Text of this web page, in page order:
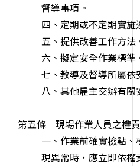
督導事項。
四、定期或不定期實施
五、提供改善工作方法
六、擬定安全作業標準
七、教導及督導所屬依
八、其他雇主交辦有關
第五條 現場作業人員之權責
一、作業前確實檢點
現異常時，應立即依權